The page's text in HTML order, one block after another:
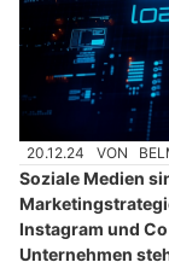
20.12.24 VON
Soziale Medien
Instagram und
Unternehmen